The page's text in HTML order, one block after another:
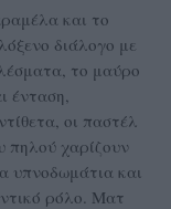
και το
διάλογο με
το μαύρο
ένταση,
οι παστέλ
πηλού χαρίζουν
υπνοδωμάτια και
ρόλο. Mατ